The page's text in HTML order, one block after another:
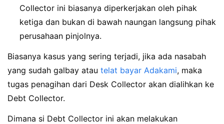
Collector ini biasanya diperkerjakan oleh pihak
ketiga dan bukan di bawah naungan langsung pihak
perusahaan pinjolnya.
Biasanya kasus yang sering terjadi, jika ada nasabah
yang sudah galbay atau telat bayar Adakami, maka
tugas penagihan dari Desk Collector akan dialihkan ke
Debt Collector.
Dimana si Debt Collector ini akan melakukan